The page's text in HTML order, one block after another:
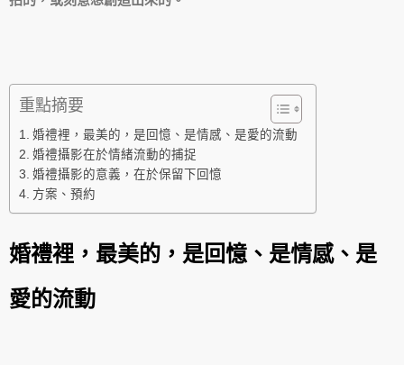
重點摘要
婚禮裡，最美的，是回憶、是情感、是愛的流動
婚禮攝影在於情緒流動的捕捉
婚禮攝影的意義，在於保留下回憶
方案、預約
婚禮裡，最美的，是回憶、是情感、是
愛的流動